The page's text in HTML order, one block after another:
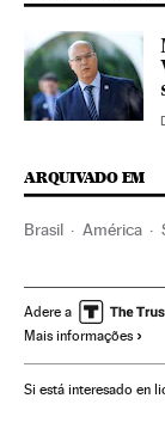
ARQUIVADO EM
Brasil América
Eleições Alesp
Adere a
Mais informações
Si está interesado en